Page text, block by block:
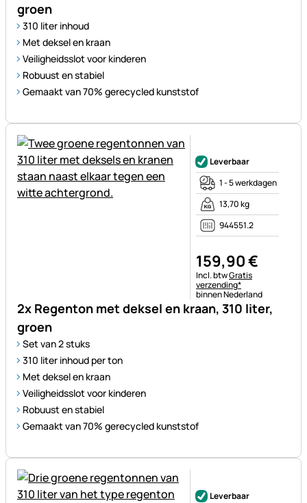
groen
310 liter inhoud
Met deksel en kraan
Veiligheidsslot voor kinderen
Robuust en stabiel
Gemaakt van 70% gerecycled kunststof
2x Regenton met deksel en kraan, 310 liter,
groen
Set van 2 stuks
310 liter inhoud per ton
Met deksel en kraan
Veiligheidsslot voor kinderen
Robuust en stabiel
Gemaakt van 70% gerecycled kunststof
Leverbaar
1 - 5 werkdagen
13,70 kg
944551.2
159,90€
Belastinginformatie:
Incl. btwGratis
verzending*
binnen Nederland
Leverbaar